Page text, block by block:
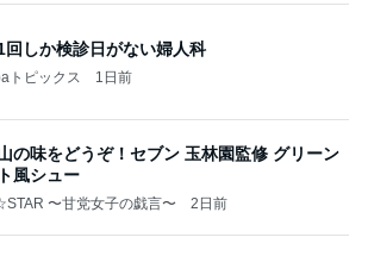
回しか検診日がない婦人科
トピックス 1日前
の味をどうぞ！セブン 玉林園監修 グリーン
風シュー
〜甘党女子の戯言〜 2日前